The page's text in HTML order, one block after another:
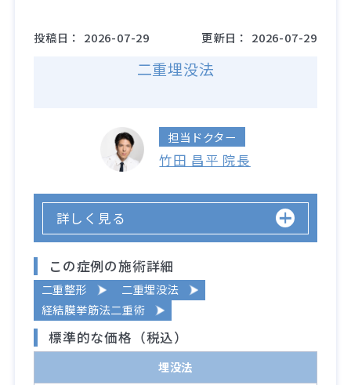
投稿日： 2026-07-29 更新日： 2026-07-29
二重埋没法
担当ドクター
竹田 昌平 院長
詳しく見る
この症例の施術詳細
二重整形
二重埋没法
経結膜挙筋法二重術
標準的な価格（税込）
埋没法